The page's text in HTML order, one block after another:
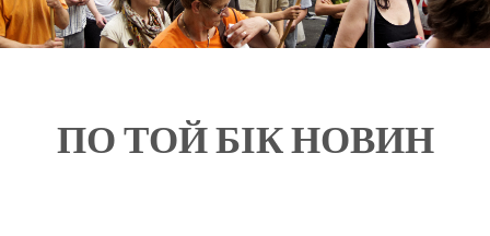
ПО ТОЙ БІК НОВИН